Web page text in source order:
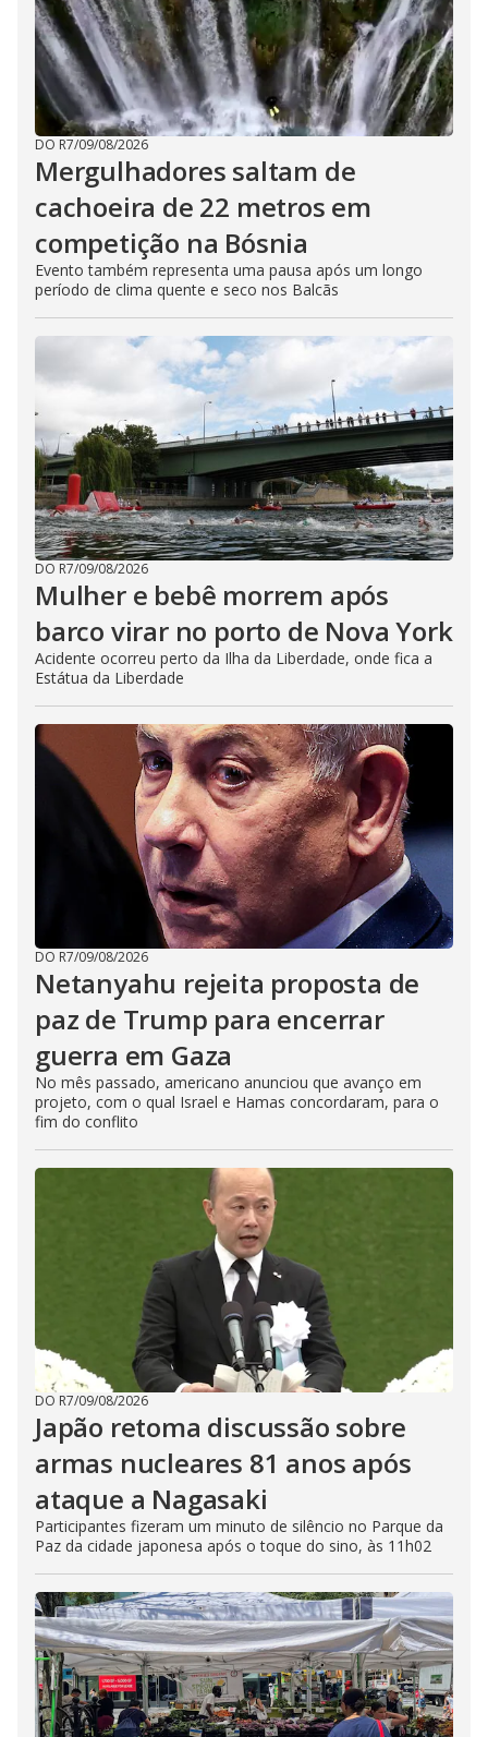
DO R7/09/08/2026
Mergulhadores ​​saltam de
cachoeira de 22 metros em
competição na Bósnia
Evento também representa uma pausa após um longo
período de clima quente e seco nos Balcãs
DO R7/09/08/2026
Mulher e bebê morrem após
barco virar no porto de Nova York
Acidente ocorreu perto da Ilha da Liberdade, onde fica a
Estátua da Liberdade
DO R7/09/08/2026
Netanyahu rejeita proposta de
paz de Trump para encerrar
guerra em Gaza
No mês passado, americano anunciou que avanço em
projeto, com o qual Israel e Hamas concordaram, para o
fim do conflito
DO R7/09/08/2026
Japão retoma discussão sobre
armas nucleares 81 anos após
ataque a Nagasaki
Participantes fizeram um minuto de silêncio no Parque da
Paz da cidade japonesa após o toque do sino, às 11h02